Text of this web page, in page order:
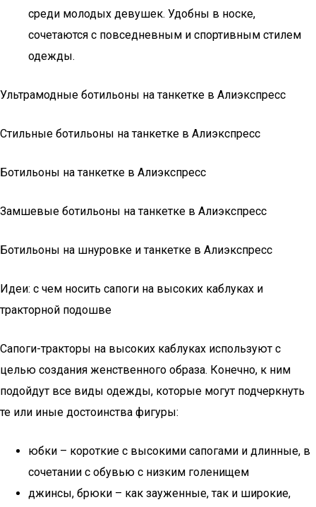
среди молодых девушек. Удобны в носке,
сочетаются с повседневным и спортивным стилем
одежды.
Ультрамодные ботильоны на танкетке в Алиэкспресс
Стильные ботильоны на танкетке в Алиэкспресс
Ботильоны на танкетке в Алиэкспресс
Замшевые ботильоны на танкетке в Алиэкспресс
Ботильоны на шнуровке и танкетке в Алиэкспресс
Идеи: с чем носить сапоги на высоких каблуках и
тракторной подошве
Сапоги-тракторы на высоких каблуках используют с
целью создания женственного образа. Конечно, к ним
подойдут все виды одежды, которые могут подчеркнуть
те или иные достоинства фигуры:
юбки – короткие с высокими сапогами и длинные, в
сочетании с обувью с низким голенищем
джинсы, брюки – как зауженные, так и широкие,